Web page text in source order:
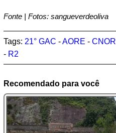
Fonte | Fotos: sangueverdeoliva
Tags: 21° GAC -AORE - CNOR
- R2
Recomendado para você